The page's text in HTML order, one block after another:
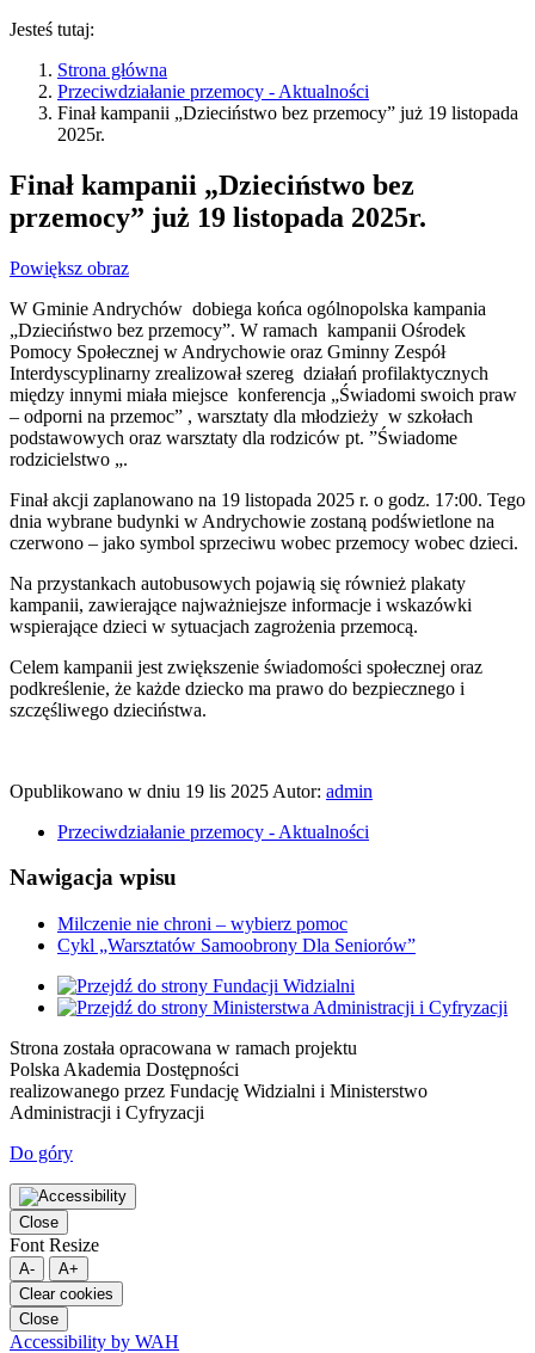
Jesteś tutaj:
Strona główna
Przeciwdziałanie przemocy - Aktualności
Finał kampanii „Dzieciństwo bez przemocy” już 19 listopada
2025r.
Finał kampanii „Dzieciństwo bez
przemocy” już 19 listopada 2025r.
Powiększ obraz
W Gminie Andrychów dobiega końca ogólnopolska kampania
„Dzieciństwo bez przemocy”. W ramach kampanii Ośrodek
Pomocy Społecznej w Andrychowie oraz Gminny Zespół
Interdyscyplinarny zrealizował szereg działań profilaktycznych
między innymi miała miejsce konferencja „Świadomi swoich praw
– odporni na przemoc” , warsztaty dla młodzieży w szkołach
podstawowych oraz warsztaty dla rodziców pt. ”Świadome
rodzicielstwo „.
Finał akcji zaplanowano na 19 listopada 2025 r. o godz. 17:00. Tego
dnia wybrane budynki w Andrychowie zostaną podświetlone na
czerwono – jako symbol sprzeciwu wobec przemocy wobec dzieci.
Na przystankach autobusowych pojawią się również plakaty
kampanii, zawierające najważniejsze informacje i wskazówki
wspierające dzieci w sytuacjach zagrożenia przemocą.
Celem kampanii jest zwiększenie świadomości społecznej oraz
podkreślenie, że każde dziecko ma prawo do bezpiecznego i
szczęśliwego dzieciństwa.
Opublikowano w dniu 19 lis 2025 Autor: admin
Przeciwdziałanie przemocy - Aktualności
Nawigacja wpisu
Milczenie nie chroni – wybierz pomoc
Cykl „Warsztatów Samoobrony Dla Seniorów”
Strona została opracowana w ramach projektu
Polska Akademia Dostępności
realizowanego przez Fundację Widzialni i Ministerstwo
Administracji i Cyfryzacji
Do góry
Close
Font Resize
A-
A+
Clear cookies
Close
Accessibility by WAH